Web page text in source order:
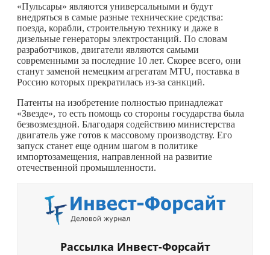
«Пульсары» являются универсальными и будут
внедряться в самые разные технические средства:
поезда, корабли, строительную технику и даже в
дизельные генераторы электростанций. По словам
разработчиков, двигатели являются самыми
современными за последние 10 лет. Скорее всего, они
станут заменой немецким агрегатам МTU, поставка в
Россию которых прекратилась из-за санкций.
Патенты на изобретение полностью принадлежат
«Звезде», то есть помощь со стороны государства была
безвозмездной. Благодаря содействию министерства
двигатель уже готов к массовому производству. Его
запуск станет еще одним шагом в политике
импортозамещения, направленной на развитие
отечественной промышленности.
Рассылка Инвест-Форсайт